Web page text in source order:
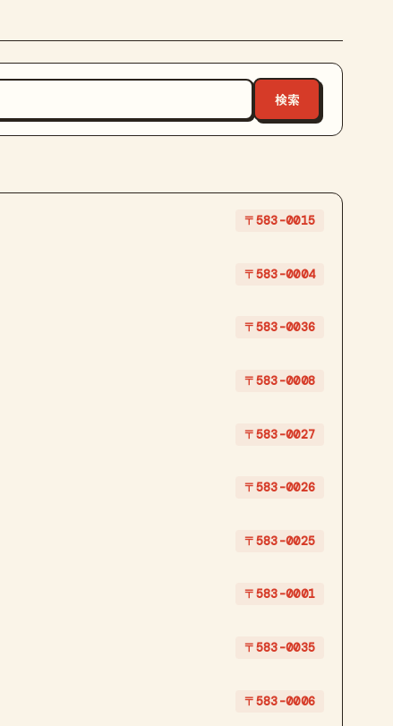
〒583-0015
〒583-0004
〒583-0036
〒583-0008
〒583-0027
〒583-0026
〒583-0025
〒583-0001
〒583-0035
〒583-0006